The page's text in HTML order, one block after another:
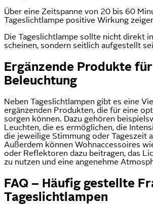
Über eine Zeitspanne von 20 bis 60
Tageslichtlampe positive Wirkung
Die Tageslichtlampe sollte nicht direkt
scheinen, sondern seitlich aufgestellt
Ergänzende Produkte
Beleuchtung
Neben Tageslichtlampen gibt es eine
ergänzenden Produkten, die für eine
sorgen können. Dazu gehören
Leuchten, die es ermöglichen, die
die jeweilige Stimmung oder Tageszeit
Außerdem können Wohnaccessoires
oder Reflektoren dazu beitragen, das
zu nutzen und eine angenehme
FAQ – Häufig gestellte
Tageslichtlampen